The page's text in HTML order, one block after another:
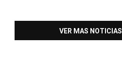
VER MAS NOTICIAS